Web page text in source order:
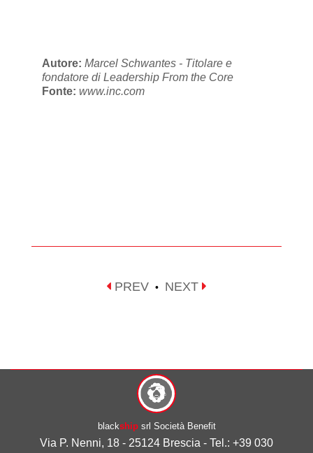
Autore: Marcel Schwantes - Titolare e
fondatore di Leadership From the Core
Fonte: www.inc.com
PREV • NEXT
blackshipsrl Società Benefit
Via P. Nenni, 18 - 25124 Brescia - Tel.: +39 030